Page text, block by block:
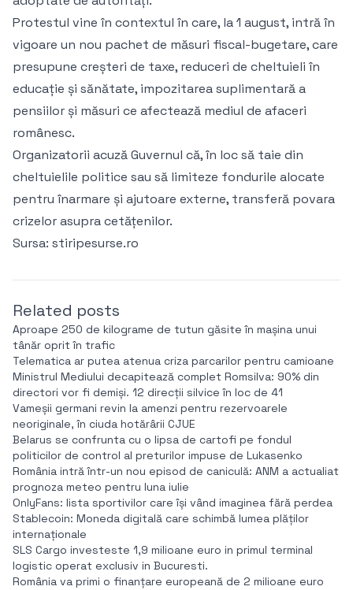
Protestul vine în contextul în care, la 1 august, intră în
vigoare un nou pachet de măsuri fiscal-bugetare, care
presupune creșteri de taxe, reduceri de cheltuieli în
educație și sănătate, impozitarea suplimentară a
pensiilor și măsuri ce afectează mediul de afaceri
românesc.
Organizatorii acuză Guvernul că, în loc să taie din
cheltuielile politice sau să limiteze fondurile alocate
pentru înarmare și ajutoare externe, transferă povara
crizelor asupra cetățenilor.
Sursa: stiripesurse.ro
Related posts
Aproape 250 de kilograme de tutun găsite în mașina unui
tânăr oprit în trafic
Telematica ar putea atenua criza parcarilor pentru camioane
Ministrul Mediului decapitează complet Romsilva: 90% din
directori vor fi demiși. 12 direcții silvice în loc de 41
Vameșii germani revin la amenzi pentru rezervoarele
neoriginale, în ciuda hotărârii CJUE
Belarus se confrunta cu o lipsa de cartofi pe fondul
politicilor de control al preturilor impuse de Lukasenko
România intră într-un nou episod de caniculă: ANM a actualiat
prognoza meteo pentru luna iulie
OnlyFans: lista sportivilor care își vând imaginea fără perdea
Stablecoin: Moneda digitală care schimbă lumea plăților
internaționale
SLS Cargo investeste 1,9 milioane euro in primul terminal
logistic operat exclusiv in Bucuresti.
România va primi o finanțare europeană de 2 milioane euro